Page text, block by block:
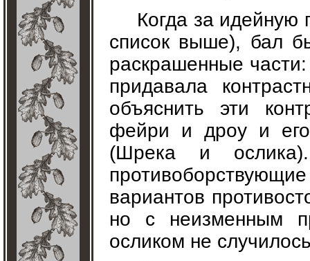
Когда за идейную
список выше), бал
раскрашенные
придавала
объяснить эти
фейри и дроу и
(Шрека и
вариантов
но с неизменным
осликом не